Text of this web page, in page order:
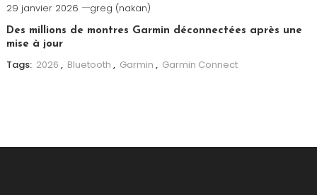
29 janvier 2026 greg (nakan)
Des millions de montres Garmin déconnectées après une
mise à jour
Tags: 2026 , Bluetooth , Garmin , Garmin Connect